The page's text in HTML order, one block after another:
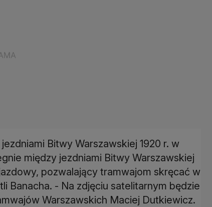
Bitwy Warszawskiej 1920 r. w
między jezdniami Bitwy Warszawskiej
pozwalający tramwajom skręcać w
Banacha. - Na zdjęciu satelitarnym będzie
Warszawskich Maciej Dutkiewicz.